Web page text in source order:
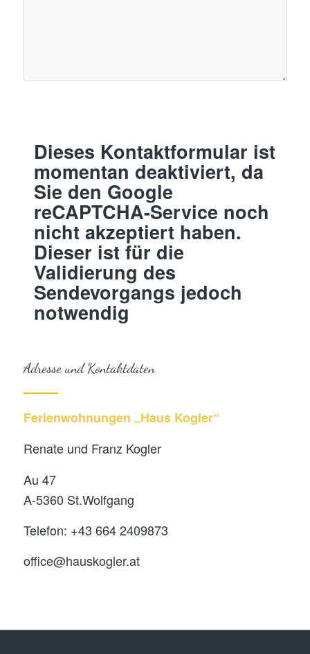
Dieses Kontaktformular ist
momentan deaktiviert, da
Sie den Google
reCAPTCHA-Service noch
nicht akzeptiert haben.
Dieser ist für die
Validierung des
Sendevorgangs jedoch
notwendig
Adresse und Kontaktdaten
Ferienwohnungen „Haus Kogler“
Renate und Franz Kogler
Au 47
A-5360 St.Wolfgang
Telefon: +43 664 2409873
office@hauskogler.at